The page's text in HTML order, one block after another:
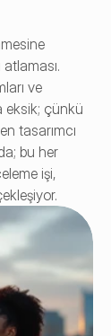
ve
eksik; çünkü
tasarımcı
bu her
işi,